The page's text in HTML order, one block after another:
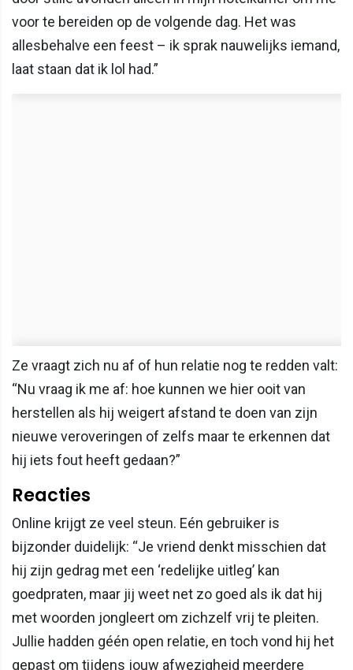
voor te bereiden op de volgende dag. Het was
allesbehalve een feest – ik sprak nauwelijks iemand,
laat staan dat ik lol had.”
Ze vraagt zich nu af of hun relatie nog te redden valt:
“Nu vraag ik me af: hoe kunnen we hier ooit van
herstellen als hij weigert afstand te doen van zijn
nieuwe veroveringen of zelfs maar te erkennen dat
hij iets fout heeft gedaan?”
Reacties
Online krijgt ze veel steun. Eén gebruiker is
bijzonder duidelijk: “Je vriend denkt misschien dat
hij zijn gedrag met een ‘redelijke uitleg’ kan
goedpraten, maar jij weet net zo goed als ik dat hij
met woorden jongleert om zichzelf vrij te pleiten.
Jullie hadden géén open relatie, en toch vond hij het
gepast om tijdens jouw afwezigheid meerdere